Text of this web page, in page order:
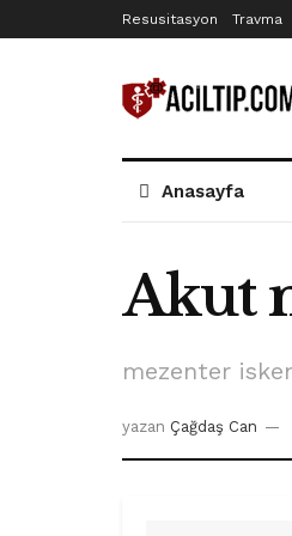
Resusitasyon Travma
Anasayfa
Akut
mezenter
yazan Çağdaş Can